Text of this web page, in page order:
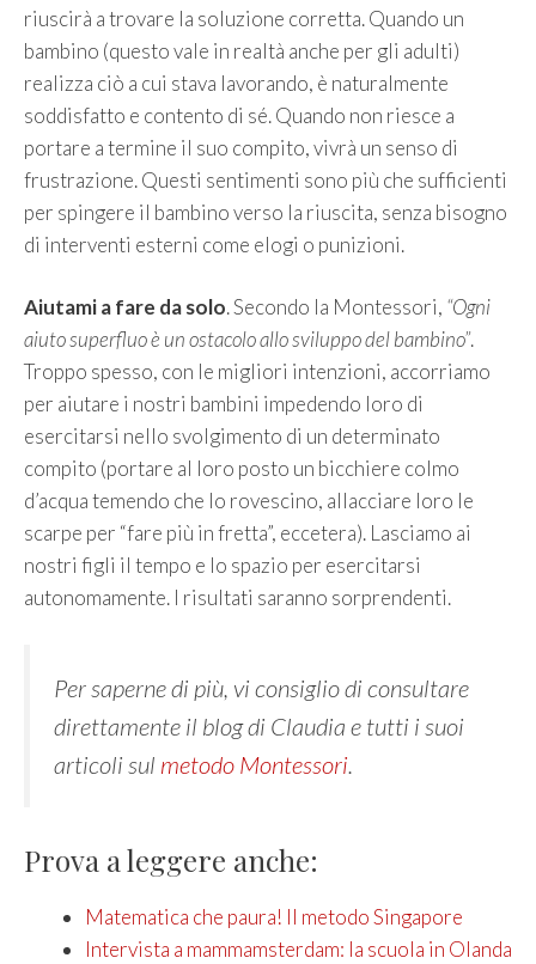
riuscirà a trovare la soluzione corretta. Quando un
bambino (questo vale in realtà anche per gli adulti)
realizza ciò a cui stava lavorando, è naturalmente
soddisfatto e contento di sé. Quando non riesce a
portare a termine il suo compito, vivrà un senso di
frustrazione. Questi sentimenti sono più che sufficienti
per spingere il bambino verso la riuscita, senza bisogno
di interventi esterni come elogi o punizioni.
Aiutami a fare da solo. Secondo la Montessori, “Ogni
aiuto superfluo è un ostacolo allo sviluppo del bambino”.
Troppo spesso, con le migliori intenzioni, accorriamo
per aiutare i nostri bambini impedendo loro di
esercitarsi nello svolgimento di un determinato
compito (portare al loro posto un bicchiere colmo
d’acqua temendo che lo rovescino, allacciare loro le
scarpe per “fare più in fretta”, eccetera). Lasciamo ai
nostri figli il tempo e lo spazio per esercitarsi
autonomamente. I risultati saranno sorprendenti.
Per saperne di più, vi consiglio di consultare
direttamente il blog di Claudia e tutti i suoi
articoli sul metodo Montessori
Prova a leggere anche:
Matematica che paura! Il metodo Singapore
Intervista a mammamsterdam: la scuola in Olanda